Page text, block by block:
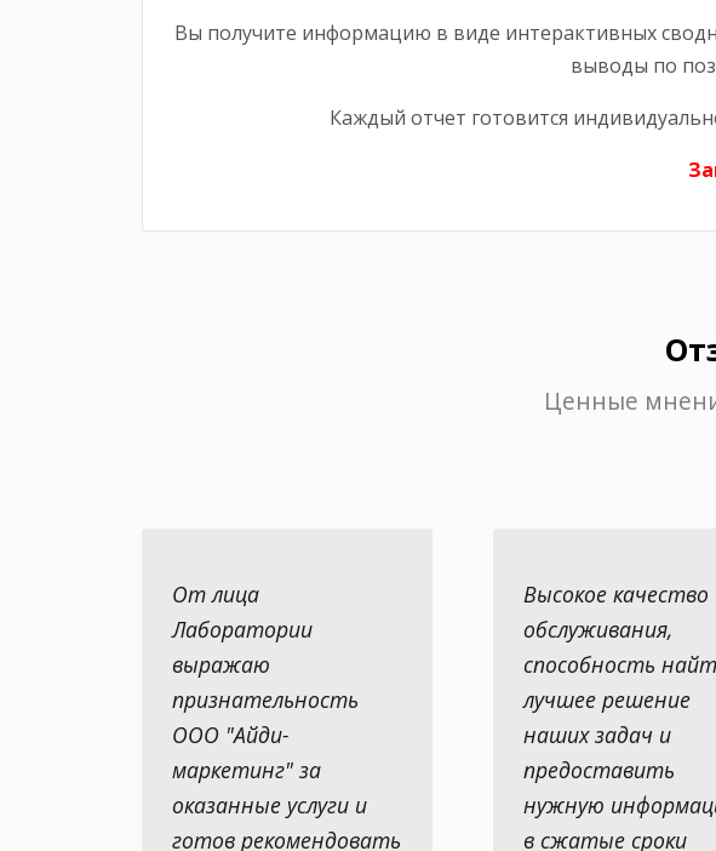
Вы получите информацию в виде интерактивных
выводы по
Каждый отчет готовится
Ценные
От лица
Лаборатории
выражаю
признательность
ООО "Айди-
маркетинг" за
оказанные услуги и
готов рекомендовать
Высокое качество
обслуживания,
способность
лучшее решение
наших задач и
предоставить
нужную
в сжатые сроки